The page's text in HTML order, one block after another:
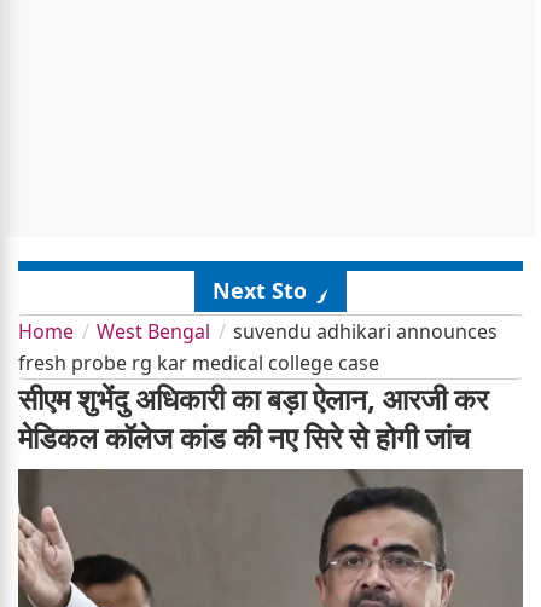
Next Story
Home West Bengal
suvendu adhikari announces
fresh probe rg kar medical college case
सीएम शुभेंदु अधिकारी का बड़ा ऐलान, आरजी कर
मेडिकल कॉलेज कांड की नए सिरे से होगी जांच